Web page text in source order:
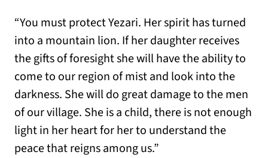
“You must protect Yezari. Her spirit has turned
into a mountain lion. If her daughter receives
the gifts of foresight she will have the ability to
come to our region of mist and look into the
darkness. She will do great damage to the men
of our village. She is a child, there is not enough
light in her heart for her to understand the
peace that reigns among us.”